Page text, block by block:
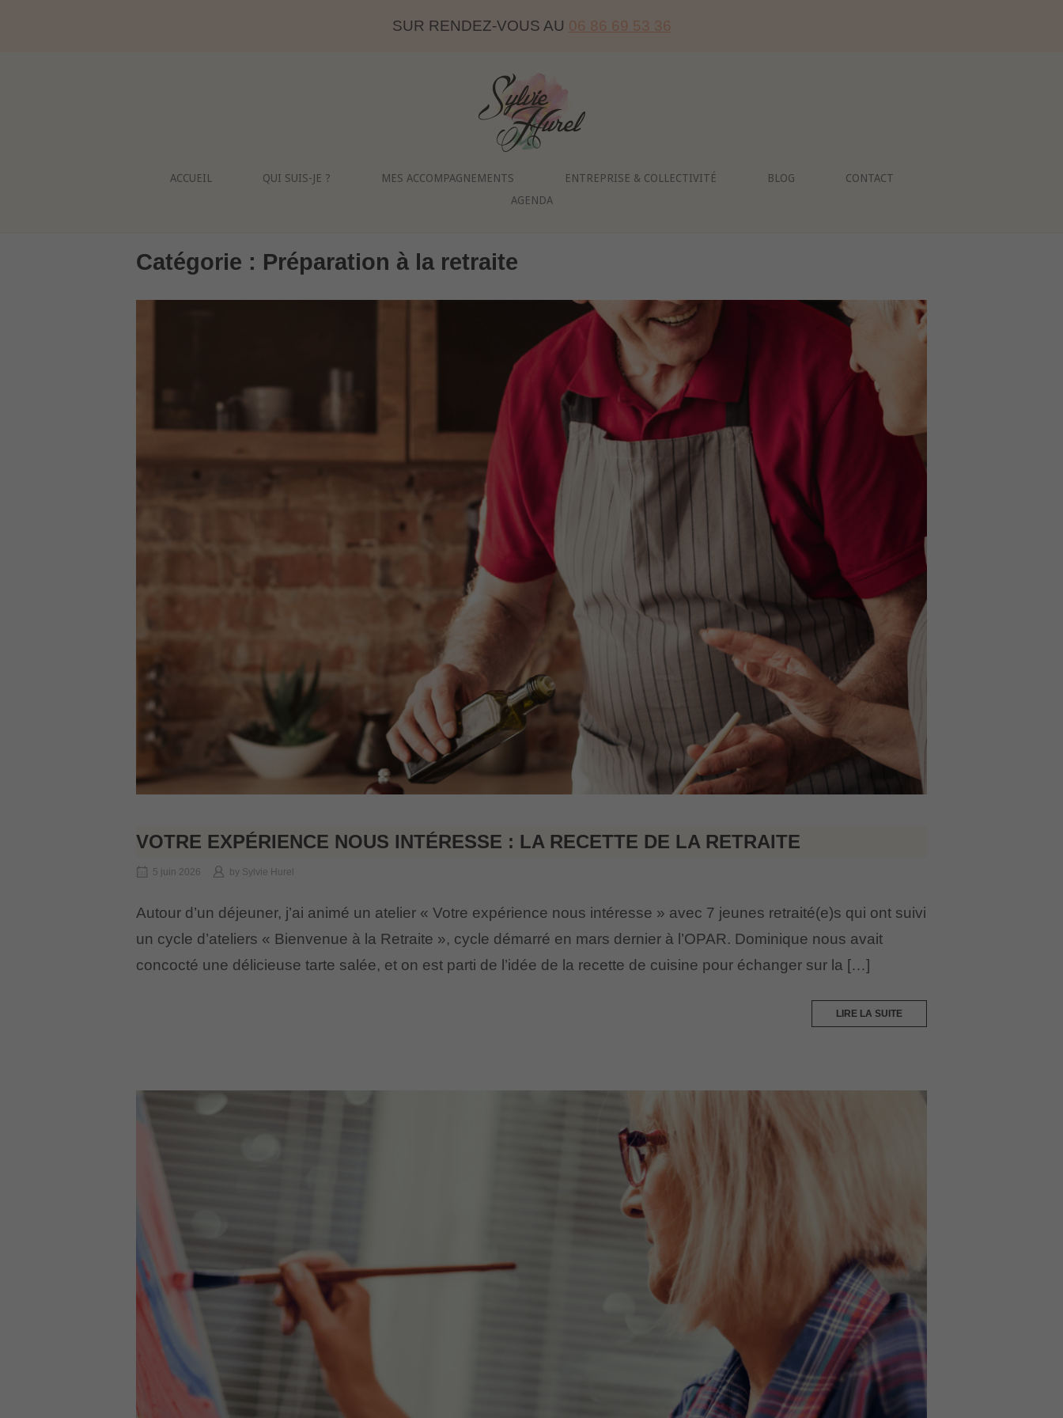
SUR RENDEZ-VOUS AU 06 86 69 53 36
Home
ACCUEIL QUI SUIS-JE ? MES ACCOMPAGNEMENTS ENTREPRISE & COLLECTIVITÉ BLOG
CONTACT
AGENDA
Catégorie : Préparation à la retraite
VOTRE EXPÉRIENCE NOUS INTÉRESSE : LA RECETTE DE LA RETRAITE
5 juin 2026 by Sylvie Hurel
Autour d’un déjeuner, j’ai animé un atelier « Votre expérience nous intéresse » avec 7 jeunes retraité(e)s qui ont suivi
un cycle d’ateliers « Bienvenue à la Retraite », cycle démarré en mars dernier à l’OPAR. Dominique nous avait
concocté une délicieuse tarte salée, et on est parti de l’idée de la recette de cuisine pour échanger sur la […]
LIRE LA SUITE